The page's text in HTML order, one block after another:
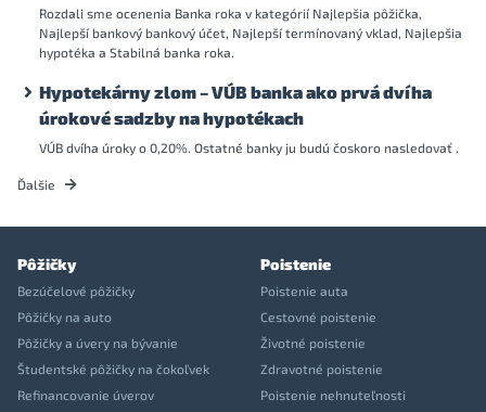
Rozdali sme ocenenia Banka roka v kategórií Najlepšia pôžička,
Najlepší bankový bankový účet, Najlepší termínovaný vklad, Najlepšia
hypotéka a Stabilná banka roka.
Hypotekárny zlom – VÚB banka ako prvá dvíha
úrokové sadzby na hypotékach
VÚB dvíha úroky o 0,20%. Ostatné banky ju budú čoskoro nasledovať .
Ďalšie
Pôžičky
Bezúčelové pôžičky
Pôžičky na auto
Pôžičky a úvery na bývanie
Študentské pôžičky na čokoľvek
Refinancovanie úverov
Poistenie
Poistenie auta
Cestovné poistenie
Životné poistenie
Zdravotné poistenie
Poistenie nehnuteľnosti